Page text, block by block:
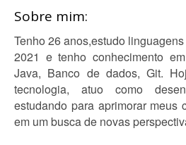
Sobre mim:
Tenho 26 anos,estudo
2021 e tenho conhecimento
Java, Banco de dados, Git.
tecnologia, atuo como
estudando para aprimorar meus
em um busca de novas